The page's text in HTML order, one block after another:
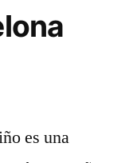
es una